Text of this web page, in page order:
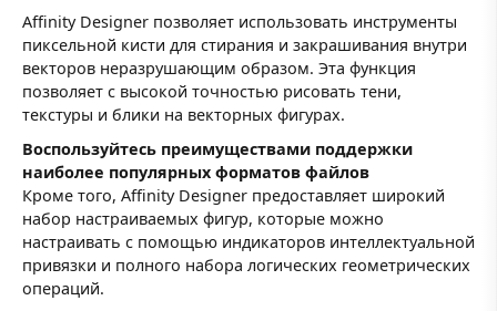
Affinity Designer позволяет использовать инструменты
пиксельной кисти для стирания и закрашивания внутри
векторов неразрушающим образом. Эта функция
позволяет с высокой точностью рисовать тени,
текстуры и блики на векторных фигурах.
Воспользуйтесь преимуществами поддержки
наиболее популярных форматов файлов
Кроме того, Affinity Designer предоставляет широкий
набор настраиваемых фигур, которые можно
настраивать с помощью индикаторов интеллектуальной
привязки и полного набора логических геометрических
операций.